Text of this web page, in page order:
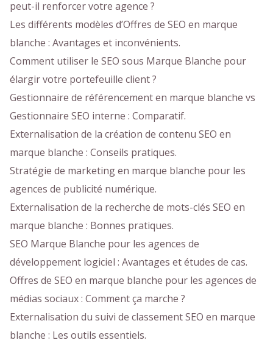
peut-il renforcer votre agence ?
Les différents modèles d’Offres de SEO en marque
blanche : Avantages et inconvénients.
Comment utiliser le SEO sous Marque Blanche pour
élargir votre portefeuille client ?
Gestionnaire de référencement en marque blanche vs
Gestionnaire SEO interne : Comparatif.
Externalisation de la création de contenu SEO en
marque blanche : Conseils pratiques.
Stratégie de marketing en marque blanche pour les
agences de publicité numérique.
Externalisation de la recherche de mots-clés SEO en
marque blanche : Bonnes pratiques.
SEO Marque Blanche pour les agences de
développement logiciel : Avantages et études de cas.
Offres de SEO en marque blanche pour les agences de
médias sociaux : Comment ça marche ?
Externalisation du suivi de classement SEO en marque
blanche : Les outils essentiels.